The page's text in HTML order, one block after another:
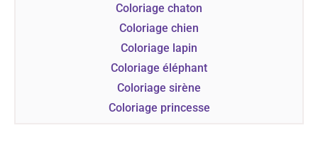
Coloriage chaton
Coloriage chien
Coloriage lapin
Coloriage éléphant
Coloriage sirène
Coloriage princesse